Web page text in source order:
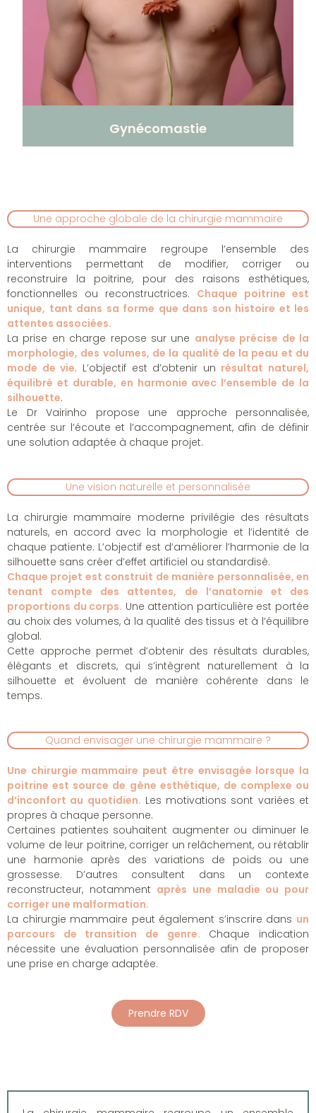
Gynécomastie
Une approche globale de la chirurgie mammaire
La chirurgie mammaire regroupe l’ensemble des
interventions permettant de modifier, corriger ou
reconstruire la poitrine, pour des raisons esthétiques,
fonctionnelles ou reconstructrices. Chaque poitrine est
unique, tant dans sa forme que dans son histoire et les
attentes associées.
La prise en charge repose sur une analyse précise de la
morphologie, des volumes, de la qualité de la peau et du
mode de vie. L’objectif est d’obtenir un résultat naturel,
équilibré et durable, en harmonie avec l’ensemble de la
silhouette.
Le Dr Vairinho propose une approche personnalisée,
centrée sur l’écoute et l’accompagnement, afin de définir
une solution adaptée à chaque projet.
Une vision naturelle et personnalisée
La chirurgie mammaire moderne privilégie des résultats
naturels, en accord avec la morphologie et l’identité de
chaque patiente. L’objectif est d’améliorer l’harmonie de la
silhouette sans créer d’effet artificiel ou standardisé.
Chaque projet est construit de manière personnalisée, en
tenant compte des attentes, de l’anatomie et des
proportions du corps. Une attention particulière est portée
au choix des volumes, à la qualité des tissus et à l’équilibre
global.
Cette approche permet d’obtenir des résultats durables,
élégants et discrets, qui s’intègrent naturellement à la
silhouette et évoluent de manière cohérente dans le
temps.
Quand envisager une chirurgie mammaire ?
Une chirurgie mammaire peut être envisagée lorsque la
poitrine est source de gêne esthétique, de complexe ou
d’inconfort au quotidien. Les motivations sont variées et
propres à chaque personne.
Certaines patientes souhaitent augmenter ou diminuer le
volume de leur poitrine, corriger un relâchement, ou rétablir
une harmonie après des variations de poids ou une
grossesse. D’autres consultent dans un contexte
reconstructeur, notamment après une maladie ou pour
corriger une malformation.
La chirurgie mammaire peut également s’inscrire dans un
parcours de transition de genre. Chaque indication
nécessite une évaluation personnalisée afin de proposer
une prise en charge adaptée.
Prendre RDV